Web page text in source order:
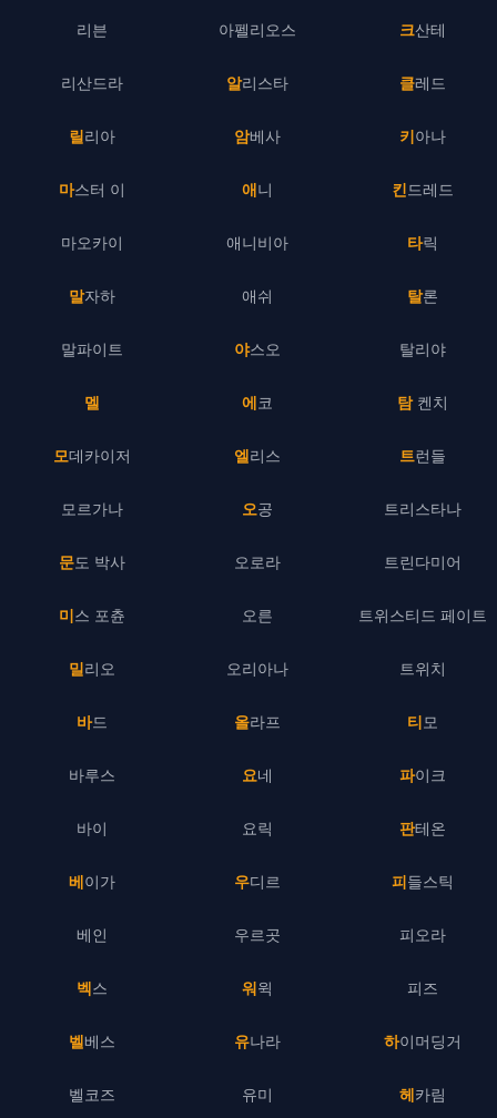
리븐
리산드라
릴리아
마스터 이
마오카이
말자하
말파이트
멜
모데카이저
모르가나
문도 박사
미스 포츈
밀리오
바드
바루스
바이
베이가
베인
벡스
벨베스
벨코즈
아펠리오스
알리스타
암베사
애니
애니비아
애쉬
야스오
에코
엘리스
오공
오로라
오른
오리아나
올라프
요네
요릭
우디르
우르곳
워윅
유나라
유미
크산테
클레드
키아나
킨드레드
타릭
탈론
탈리야
탐 켄치
트런들
트리스타나
트린다미어
트위스티드 페이트
트위치
티모
파이크
판테온
피들스틱
피오라
피즈
하이머딩거
헤카림